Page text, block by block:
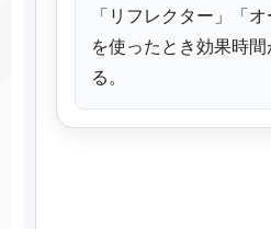
「リフレクター」「オ
を使ったとき効果時
る。